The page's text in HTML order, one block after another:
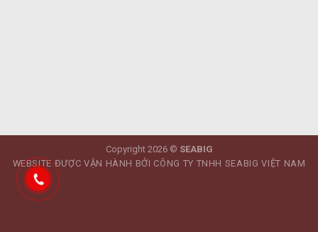
Copyright 2026 © SEABIG
WEBSITE ĐƯỢC VẬN HÀNH BỞI CÔNG TY TNHH SEABIG VIỆT NAM